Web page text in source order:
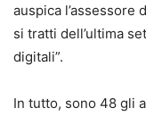
auspica l’assessore
si tratti dell’ultima
digitali”.
In tutto, sono 48 gli